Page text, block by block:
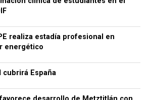
realiza estadía profesional en
energético
cubrirá España